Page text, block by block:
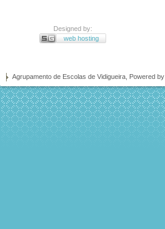
Designed by:
web hosting
Agrupamento de Escolas de Vidigueira, Powered by